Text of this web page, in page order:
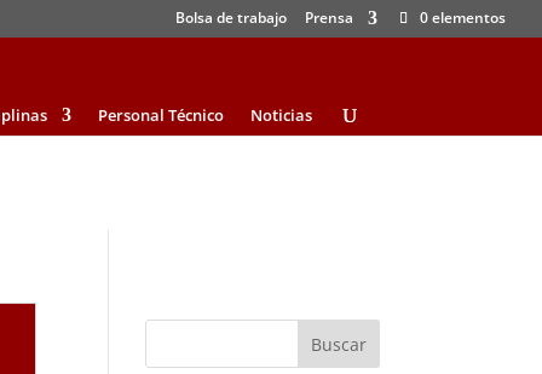
Bolsa de trabajo Prensa 0 elementos
Personal Técnico Noticias